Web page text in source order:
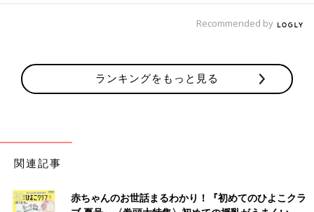
Recommended by
ランキングをもっと見る
関連記事
赤ちゃんのお世話まるわかり！『初めてのひよこクラ